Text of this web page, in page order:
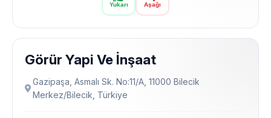
Yukarı Aşağı
Görür Yapi Ve İnşaat
Gazipaşa, Asmalı Sk. No:11/A, 11000 Bilecik
Merkez/Bilecik, Türkiye